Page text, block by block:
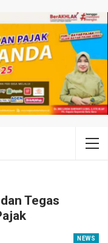
Tegas
NEWS